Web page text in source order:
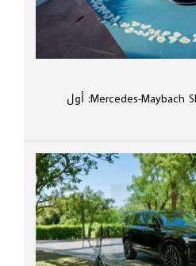
Mercedes-Maybach SL 680 Monogram Series: أول